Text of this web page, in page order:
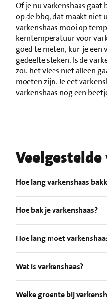
Of je nu varkenshaas gaat
op debbq, dat maakt niet
varkenshaas mooi op
kerntemperatuur voor
goed te meten, kun je
gedeelte steken. Is de
zou hetvlees niet alleen
moeten zijn. Je eet
varkenshaas nog een
Veelgestelde
Hoe lang varkenshaas
Hoe bak je varkenshaas?
Hoe lang moet
Wat is varkenshaas?
Welke groente bij